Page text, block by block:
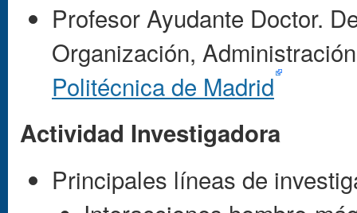
Profesor Ayudante Doctor.
Organización,
Politécnica de Madrid
Actividad Investigadora
Principales líneas de